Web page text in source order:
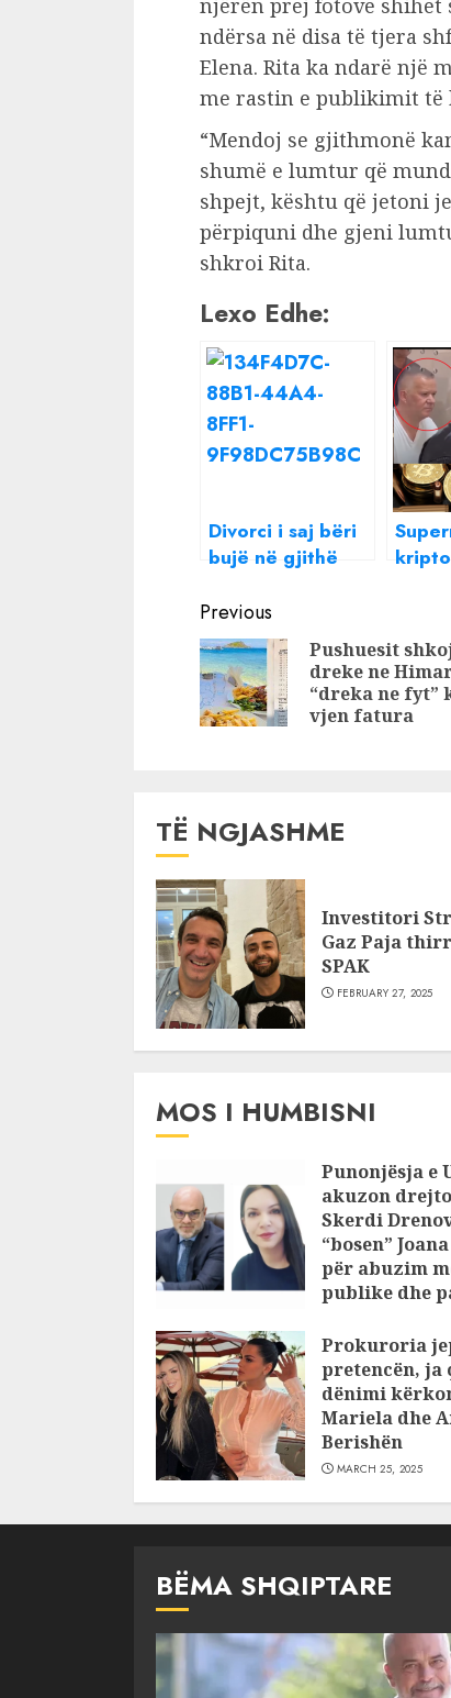
njërën prej fotove shihet
ndërsa në disa të tjera
Elena. Rita ka ndarë një
me rastin e publikimit të
“Mendoj se gjithmonë
shumë e lumtur që
shpejt, kështu që jetoni
përpiquni dhe gjeni
shkroi Rita.
Lexo Edhe:
Divorci i saj bëri
bujë në gjithë
gjeni dot për
cilën artiste të
njohur bëhet
fjalë
gjithë
u
Continue
Reading
Previous
Pushuesit
dreke ne
“dreka ne fyt”
vjen fatura
TË NGJASHME
Investitori
Gaz Paja
SPAK
FEBRUARY 27, 2025
MOS I HUMBISNI
Punonjësja e
akuzon
Skerdi
“bosen”
për abuzim
publike dhe
JULY 24, 2025
Prokuroria
pretencën, ja
dënimi
Mariela dhe
Berishën
MARCH 25, 2025
BËMA SHQIPTARE